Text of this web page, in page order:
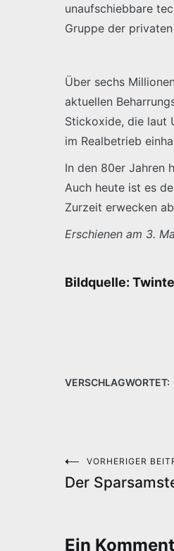
unaufschiebbare
Gruppe der
Über sechs
aktuellen
Stickoxide, die laut
im Realbetrieb
In den 80er Jahren
Auch heute ist es
Zurzeit erwecken
Erschienen am 3.
Bildquelle:
VERSCHLAGWORTET:
VORHERIGER
Der
Ein